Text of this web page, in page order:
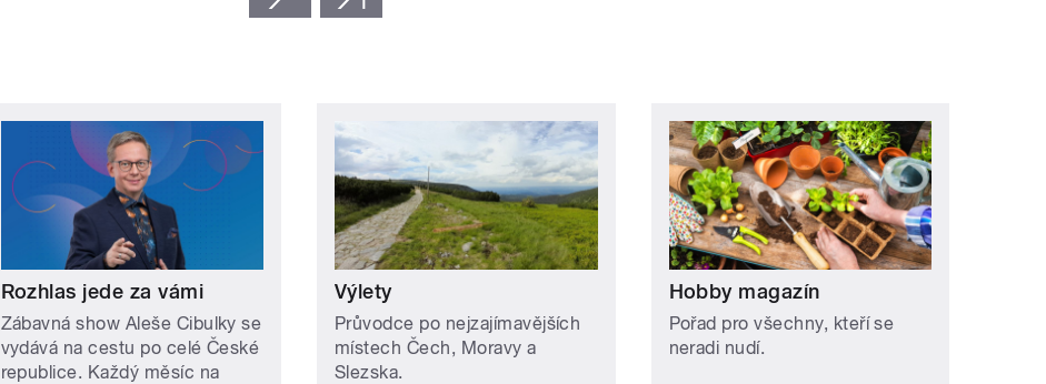
Rozhlas jede za vámi
Zábavná show Aleše Cibulky se
vydává na cestu po celé České
republice. Každý měsíc na
Výlety
Průvodce po nejzajímavějších
místech Čech, Moravy a
Slezska.
Hobby magazín
Pořad pro všechny, kteří se
neradi nudí.